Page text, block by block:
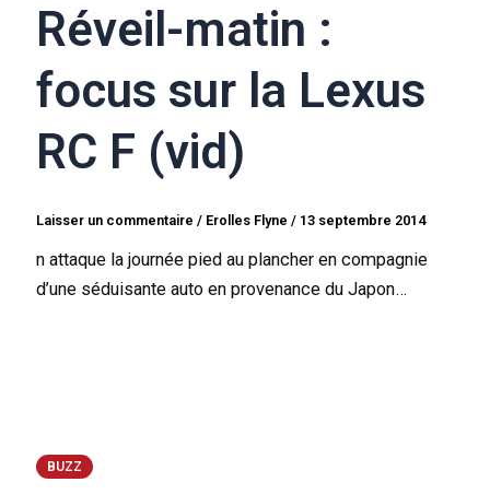
Réveil-matin :
focus sur la Lexus
RC F (vid)
Laisser un commentaire / Erolles Flyne/ 13 septembre 2014
n attaque la journée pied au plancher en compagnie
d’une séduisante auto en provenance du Japon…
BUZZ